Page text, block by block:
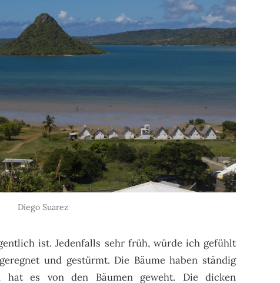
Diego Suarez
ist. Jedenfalls sehr früh, würde ich gefühlt
und gestürmt. Die Bäume haben ständig
hat es von den Bäumen geweht. Die dicken